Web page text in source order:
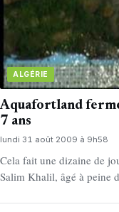
ALGÉRIE
Aquafortland fermé
7 ans
lundi 31 août 2009 à 9h58
Cela fait une dizaine de
Salim Khalil, âgé à peine